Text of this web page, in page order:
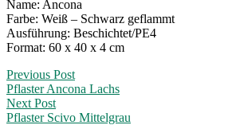
Name: Ancona
Farbe: Weiß – Schwarz geflammt
Ausführung: Beschichtet/PE4
Format: 60 x 40 x 4 cm
Post
navigation
Previous Post
Pflaster Ancona Lachs
Next Post
Pflaster Scivo Mittelgrau